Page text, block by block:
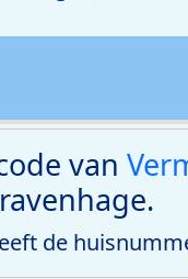
van
de